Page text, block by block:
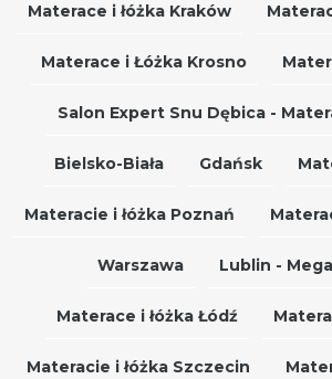
Materace i łóżka Kraków
Materace i Łóżka Krosno
Salon Expert Snu Dębica -
Bielsko-Biała Gdańsk
Materacie i łóżka Poznań
Warszawa Lublin -
Materace i łóżka Łódź
Materacie i łóżka Szczecin